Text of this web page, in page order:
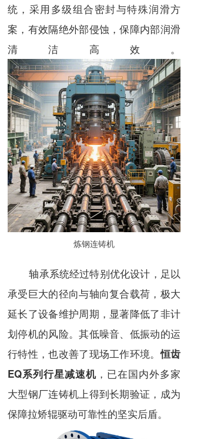
统，采用多级组合密封与特殊润滑方
案，有效隔绝外部侵蚀，保障内部润滑
清洁高效。
炼钢连铸机
轴承系统经过特别优化设计，足以
承受巨大的径向与轴向复合载荷，极大
延长了设备维护周期，显著降低了非计
划停机的风险。其低噪音、低振动的运
行特性，也改善了现场工作环境。恒齿
EQ系列行星减速机 ，已在国内外多家
大型钢厂连铸机上得到长期验证，成为
保障拉矫辊驱动可靠性的坚实后盾。